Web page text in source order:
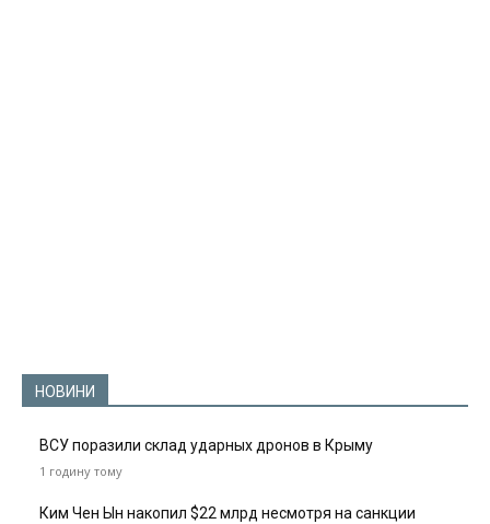
НОВИНИ
ВСУ поразили склад ударных дронов в Крыму
1 годину тому
Ким Чен Ын накопил $22 млрд несмотря на санкции